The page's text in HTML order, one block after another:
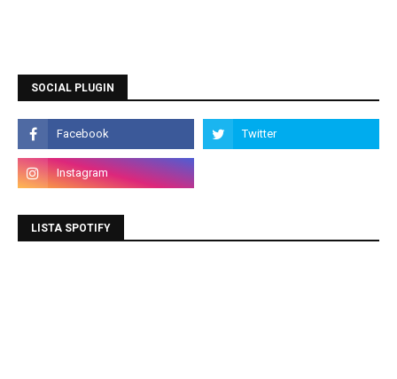
SOCIAL PLUGIN
LISTA SPOTIFY